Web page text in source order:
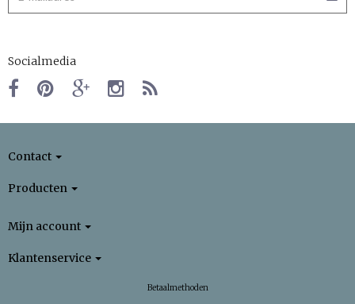
Socialmedia
Contact
Producten
Mijn account
Klantenservice
Betaalmethoden